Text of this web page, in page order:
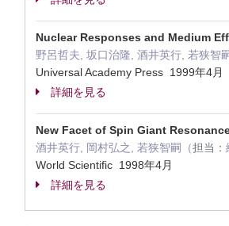
Nuclear Responses and Medium
野呂哲夫, 坂口治隆, 酒井英行, 若狭智
Universal Academy Press 1999年4月
詳細を見る
New Facet of Spin Giant
酒井英行, 岡村弘之, 若狭智嗣（担当：
World Scientific 1998年4月
詳細を見る